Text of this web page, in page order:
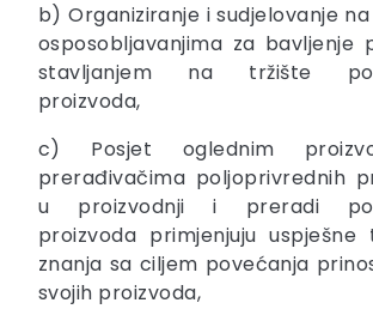
b) Organiziranje i sudjelovanje
osposobljavanjima za bavljenje
stavljanjem na tržište
proizvoda,
c) Posjet oglednim
prerađivačima poljoprivrednih
u proizvodnji i preradi
proizvoda primjenjuju uspješne
znanja sa ciljem povećanja
svojih proizvoda,